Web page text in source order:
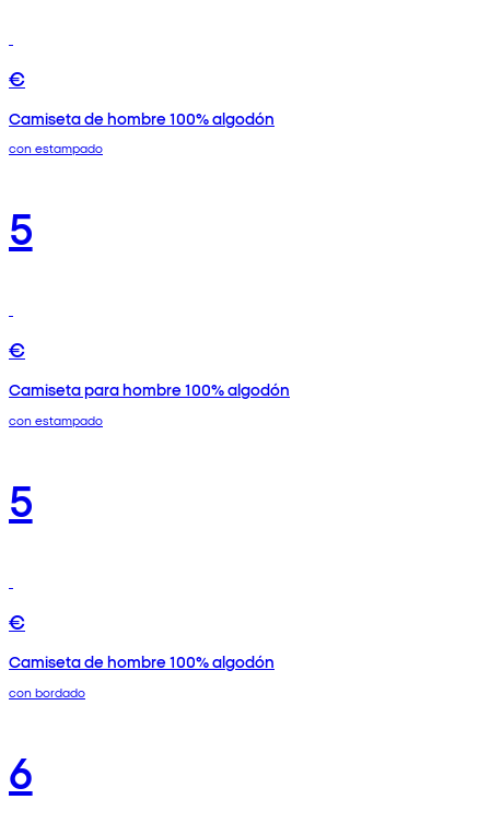
€
Camiseta de hombre 100% algodón
con estampado
5
€
Camiseta para hombre 100% algodón
con estampado
5
€
Camiseta de hombre 100% algodón
con bordado
6